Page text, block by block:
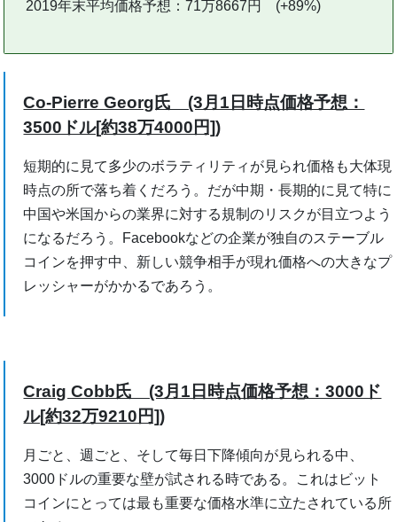
2019年末平均価格予想：71万8667円 (+89%)
Co-Pierre Georg氏 (3月1日時点価格予想：
3500ドル[約38万4000円])
短期的に見て多少のボラティリティが見られ価格も大体現
時点の所で落ち着くだろう。だが中期・長期的に見て特に
中国や米国からの業界に対する規制のリスクが目立つよう
になるだろう。Facebookなどの企業が独自のステーブル
コインを押す中、新しい競争相手が現れ価格への大きなプ
レッシャーがかかるであろう。
Craig Cobb氏 (3月1日時点価格予想：3000ド
ル[約32万9210円])
月ごと、週ごと、そして毎日下降傾向が見られる中、
3000ドルの重要な壁が試される時である。これはビット
コインにとっては最も重要な価格水準に立たされている所